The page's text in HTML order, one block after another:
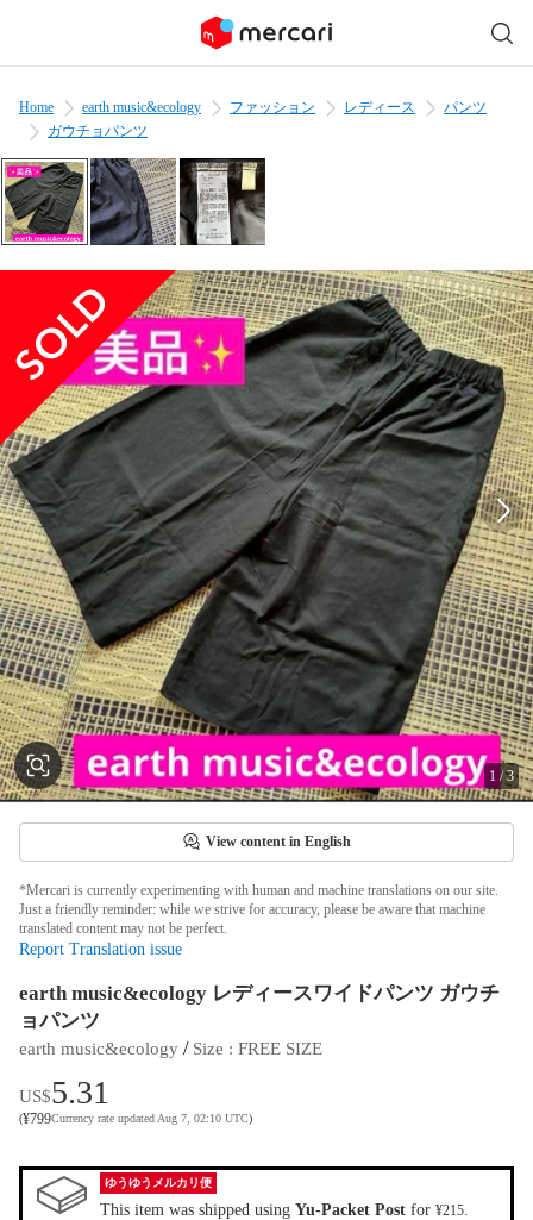
Home earth music&ecology ファッション レディース
パンツ
ガウチョパンツ
1 /3
View content in English
*Mercari is currently experimenting with human and machine translations on our site.
Just a friendly reminder: while we strive for accuracy, please be aware that machine
translated content may not be perfect.
Report Translation issue
earth music&ecology レディースワイドパンツ ガウチ
ョパンツ
earth music&ecology / Size : FREE SIZE
US$5.31
(¥799Currency rate updated Aug 7, 02:10 UTC)
ゆうゆうメルカリ便
This item was shipped using Yu-Packet Post for ¥215